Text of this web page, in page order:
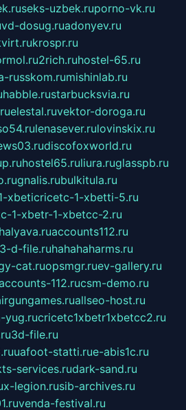
seks-uzbek.ruporno-vk.ru
vd-dosug.ruadonyev.ru
krospr.ru
2rich.ruhostel-65.ru
russkom.rumishinlab.ru
habble.rustarbucksvia.ru
elestal.ruvektor-doroga.ru
lenasever.rulovinskix.ru
discofoxworld.ru
hostel65.ruliura.ruglasspb.ru
gnalis.rubulkitula.ru
xbeticricetc-1-xbetti-5.ru
1-xbetr-1-xbetcc-2.ru
accounts112.ru
3-d-file.ruhahahaharms.ru
cat.ruopsmgr.ruev-gallery.ru
112.rucsm-demo.ru
allseo-host.ru
yug.rucricetc1xbetr1xbetcc2.ru
3d-file.ru
uafoot-statti.rue-abis1c.ru
services.rudark-sand.ru
x-legion.rusib-archives.ru
venda-festival.ru